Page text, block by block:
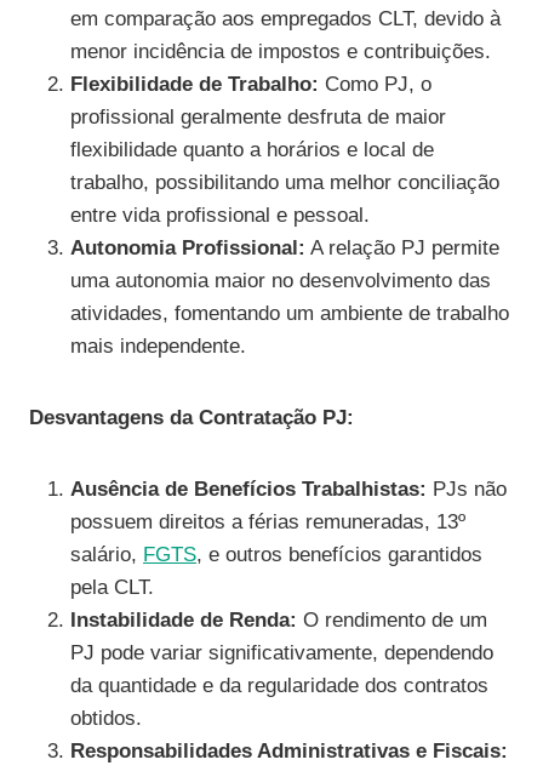
em comparação aos empregados CLT, devido à
menor incidência de impostos e contribuições.
Flexibilidade de Trabalho: Como PJ, o
profissional geralmente desfruta de maior
flexibilidade quanto a horários e local de
trabalho, possibilitando uma melhor conciliação
entre vida profissional e pessoal.
Autonomia Profissional: A relação PJ permite
uma autonomia maior no desenvolvimento das
atividades, fomentando um ambiente de trabalho
mais independente.
Desvantagens da Contratação PJ:
Ausência de Benefícios Trabalhistas: PJs não
possuem direitos a férias remuneradas, 13º
salário, FGTS, e outros benefícios garantidos
pela CLT.
Instabilidade de Renda: O rendimento de um
PJ pode variar significativamente, dependendo
da quantidade e da regularidade dos contratos
obtidos.
Responsabilidades Administrativas e Fiscais: